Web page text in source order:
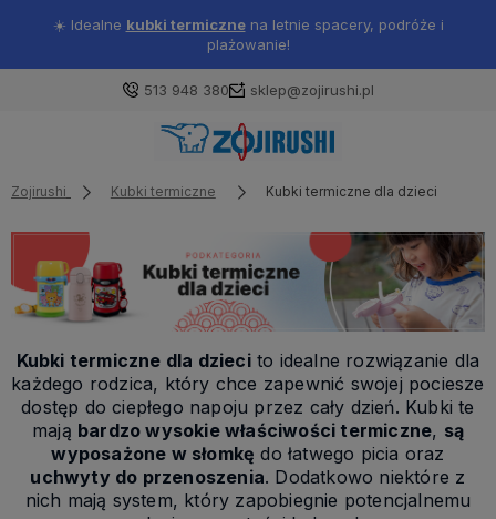
☀️ Idealne kubki termicznena letnie spacery, podróże i
plażowanie!
513 948 380 sklep@zojirushi.pl
Zojirushi Kubki termiczne Kubki termiczne dla dzieci
Kubki termiczne dla dziecito idealne rozwiązanie dla
każdego rodzica, który chce zapewnić swojej pociesze
dostęp do ciepłego napoju przez cały dzień. Kubki te
mają bardzo wysokie właściwości termiczne, są
wyposażone w słomkę do łatwego picia oraz
uchwyty do przenoszenia. Dodatkowo niektóre z
nich mają system, który zapobiegnie potencjalnemu